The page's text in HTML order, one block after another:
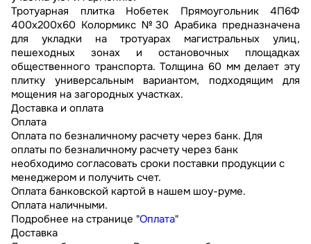
Тротуарная плитка Нобетек Прямоугольник 4П6Ф
400x200x60 Колормикс №30 Арабика предназначена
для укладки на тротуарах магистральных улиц,
пешеходных зонах и остановочных площадках
общественного транспорта. Толщина 60 мм делает эту
плитку универсальным вариантом, подходящим для
мощения на загородных участках.
Доставка и оплата
Оплата
Оплата по безналичному расчету через банк. Для
оплаты по безналичному расчету через банк
необходимо согласовать сроки поставки продукции с
менеджером и получить счет.
Оплата банковской картой в нашем шоу-руме.
Оплата наличными.
Подробнее на странице "Оплата"
Доставка